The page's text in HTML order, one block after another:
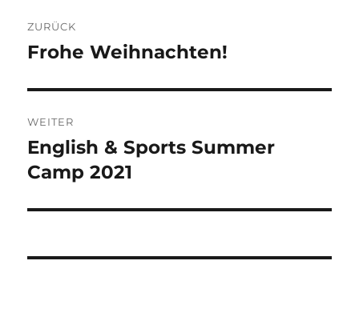
ZURÜCK
Vorheriger
Frohe Weihnachten!
WEITER
Nächster
Beitrag:
English & Sports Summer
Camp 2021